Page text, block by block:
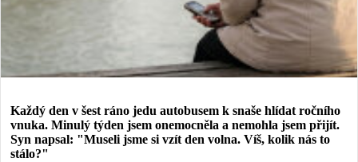
Každý den v šest ráno jedu autobusem k snaše hlídat ročního
vnuka. Minulý týden jsem onemocněla a nemohla jsem přijít.
Syn napsal: "Museli jsme si vzít den volna. Víš, kolik nás to
stálo?"